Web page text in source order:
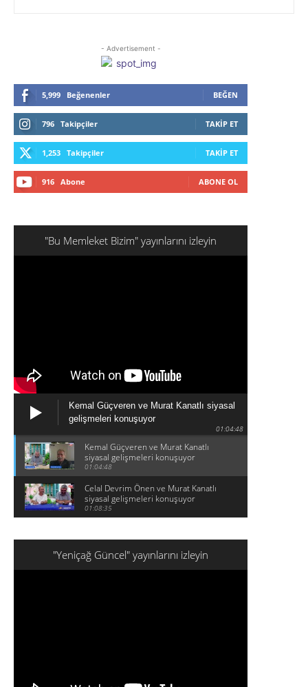
- Advertisement -
5,999 Beğenenler BEĞEN
796 Takipçiler TAKIP ET
1,253 Takipçiler TAKIP ET
916 Abone ABONE OL
"Bu Memleket Bizim" yayınlarını izleyin
Kemal Güçveren ve Murat Kanatlı siyasal
gelişmeleri konuşuyor
01:04:48
Kemal Güçveren ve Murat Kanatlı
siyasal gelişmeleri konuşuyor
01:04:48
Celal Devrim Önen ve Murat Kanatlı
siyasal gelişmeleri konuşuyor
01:08:35
"Yeniçağ Güncel" yayınlarını izleyin